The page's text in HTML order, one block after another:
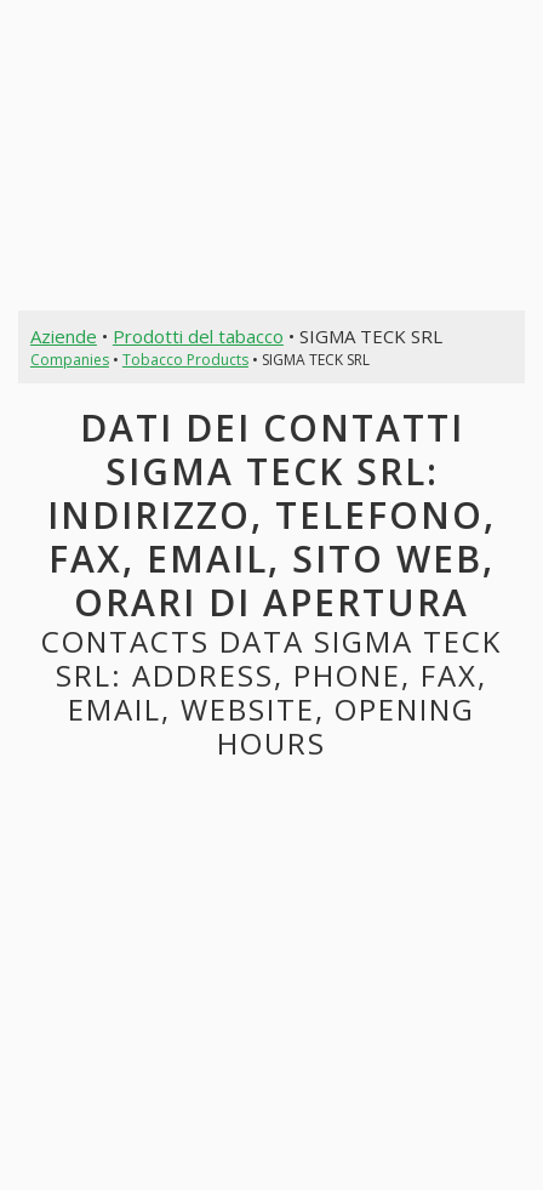
Aziende • Prodotti del tabacco • SIGMA TECK SRL
Companies• Tobacco Products• SIGMA TECK SRL
DATI DEI CONTATTI
SIGMA TECK SRL:
INDIRIZZO, TELEFONO,
FAX, EMAIL, SITO WEB,
ORARI DI APERTURA
CONTACTS DATA SIGMA TECK
SRL: ADDRESS, PHONE, FAX,
EMAIL, WEBSITE, OPENING
HOURS